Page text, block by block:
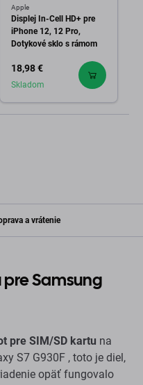
Apple
Displej In-Cell HD+ pre
iPhone 12, 12 Pro,
Dotykové sklo s rámom
18,98 €
Skladom
a vrátenie
pre Samsung
pre SIM/SD kartu na
S7 G930F , toto je diel,
opäť fungovalo